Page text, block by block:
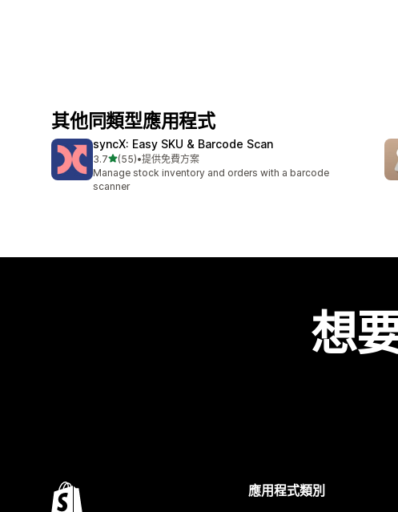
其他同類型應用程式
syncX: Easy SKU & Barcode Scan
3.7滿分 5 顆星
(55)
共有 55 則評價
•提供免費方案
Manage stock inventory and orders with a barcode
scanner
想
應用程式類別